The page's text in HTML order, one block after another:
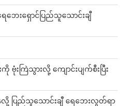
ေးရှောင်ပြည်သူသောင်းချီ
ဗုံးကြဲသွားလို့ ကျောင်းပျက်စီးပြီး
လို့ ပြည်သူသောင်းချီ ရေဘေးလွတ်ရာ